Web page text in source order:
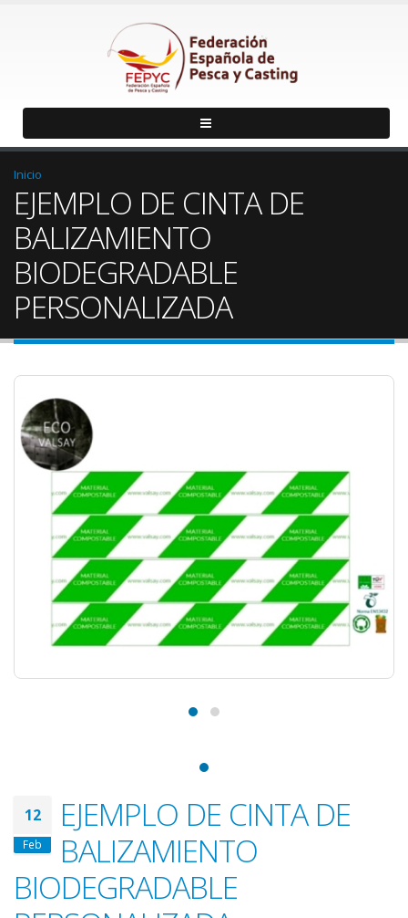
Inicio
EJEMPLO DE CINTA DE
BALIZAMIENTO
BIODEGRADABLE
PERSONALIZADA
12
Feb
EJEMPLO DE CINTA DE
BALIZAMIENTO
BIODEGRADABLE